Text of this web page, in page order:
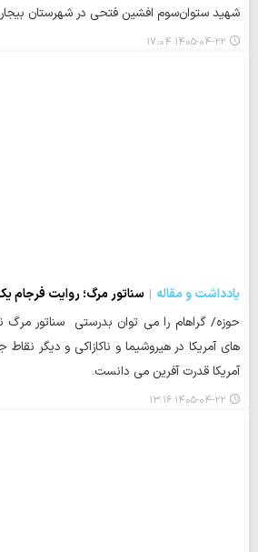
شهید ستوان‌سوم افشین فتحی در شهرستان بیجار
۱۴۰۵-۰۴-۲۲ ۱۷:۰۴
یادداشت و مقاله
سناتور مرگ؛ روایت
حوزه/ گراهام را می توان بدرستی سناتور مرگ
های آمریکا در هیروشیما و ناکازاکی و دیگر نقاط
آمریکا قدرت آفرین می دانست.
۱۴۰۵-۰۴-۲۲ ۱۳:۱۶